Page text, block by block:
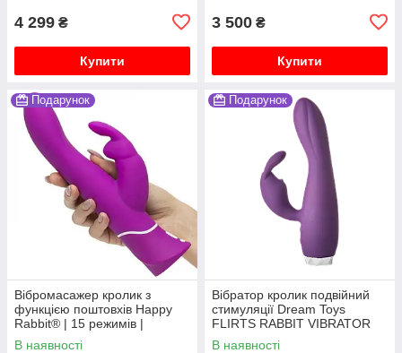
4 299 ₴
Купити
3 500 ₴
Купити
Подарунок
Вібромасажер кролик з
функцією поштовхів Happy
Rabbit® | 15 режимів |
Водонепроникний
В наявності
Подарунок
Вібратор кролик подвійний
стимуляції Dream Toys
FLIRTS RABBIT VIBRATOR
PURPLE
В наявності